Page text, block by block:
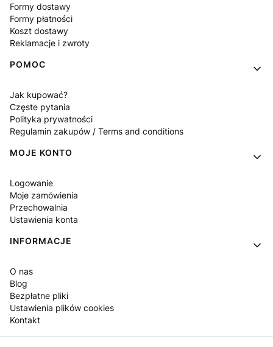
Formy dostawy
Formy płatności
Koszt dostawy
Reklamacje i zwroty
POMOC
Jak kupować?
Częste pytania
Polityka prywatności
Regulamin zakupów / Terms and conditions
MOJE KONTO
Logowanie
Moje zamówienia
Przechowalnia
Ustawienia konta
INFORMACJE
O nas
Blog
Bezpłatne pliki
Ustawienia plików cookies
Kontakt